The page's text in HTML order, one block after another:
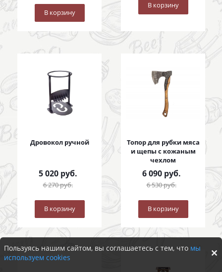
В корзину
В корзину
Дровокол ручной
5 020руб.
6 270руб.
В корзину
Топор для рубки мяса
и щепы с кожаным
чехлом
6 090руб.
6 530руб.
В корзину
Пользуясь нашим сайтом, вы соглашаетесь с тем, что мы
используем cookies